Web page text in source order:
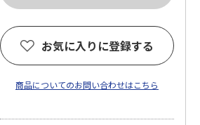
お気に入りに登録する
商品についてのお問い合わせはこちら